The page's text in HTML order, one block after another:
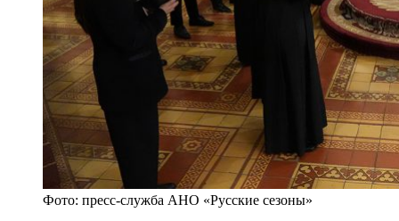
Фото: пресс-служба АНО «Русские сезоны»